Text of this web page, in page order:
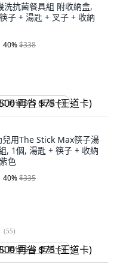
洗抗菌餐具組 附收納盒,
子 + 湯匙 + 叉子 + 收納
40%$338
再省 $75 (王道卡)
兒用The Stick Max筷子湯
, 1個, 湯匙 + 筷子 + 收納
色
40%$335
(55)
再省 $75 (王道卡)